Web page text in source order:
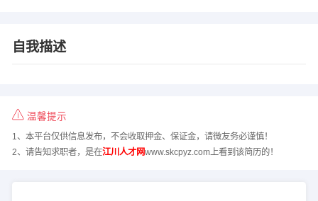
自我描述
温馨提示
1、本平台仅供信息发布，不会收取押金、保证金，请微友务必谨慎！
2、请告知求职者，是在江川人才网www.skcpyz.com上看到该简历的！